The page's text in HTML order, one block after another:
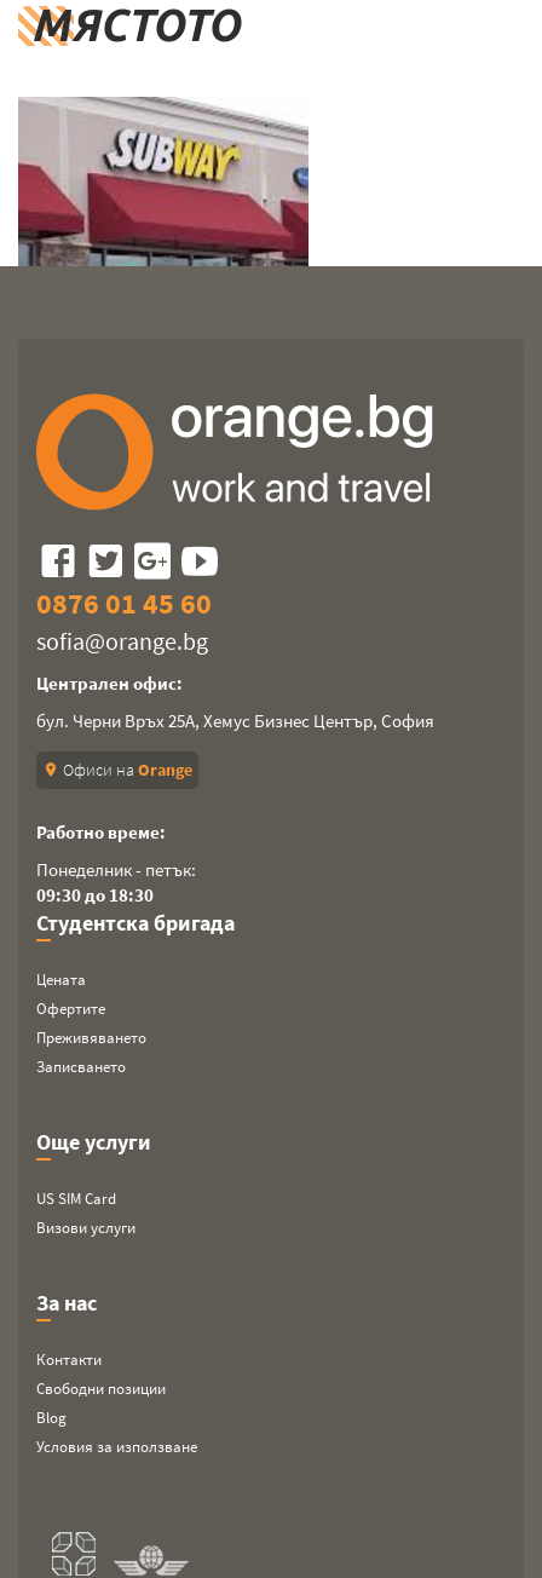
МЯСТОТО
0876 01 45 60
sofia@orange.bg
Централен офис:
бул. Черни Връх 25А, Хемус Бизнес Център, София
location_on Офиси на Orange
Работно време:
Понеделник - петък:
09:30 до 18:30
Студентска бригада
Цената
Офертите
Преживяването
Записването
Още услуги
US SIM Card
Визови услуги
За нас
Контакти
Свободни позиции
Blog
Условия за използване